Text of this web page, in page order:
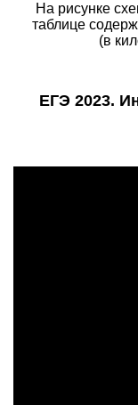
На рисунке
таблице
(в
ЕГЭ 2023.